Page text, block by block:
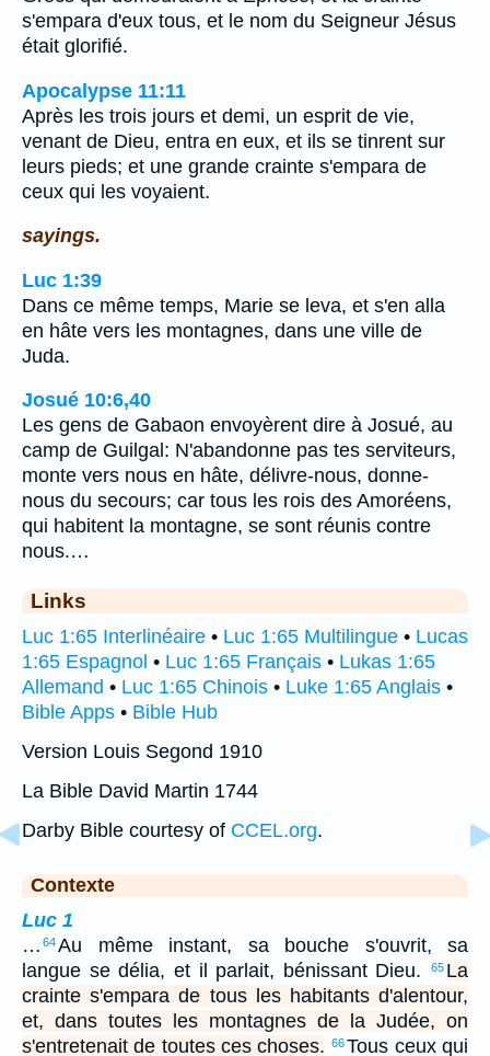
s'empara d'eux tous, et le nom du Seigneur Jésus
était glorifié.
Apocalypse 11:11
Après les trois jours et demi, un esprit de vie,
venant de Dieu, entra en eux, et ils se tinrent sur
leurs pieds; et une grande crainte s'empara de
ceux qui les voyaient.
sayings.
Luc 1:39
Dans ce même temps, Marie se leva, et s'en alla
en hâte vers les montagnes, dans une ville de
Juda.
Josué 10:6,40
Les gens de Gabaon envoyèrent dire à Josué, au
camp de Guilgal: N'abandonne pas tes serviteurs,
monte vers nous en hâte, délivre-nous, donne-
nous du secours; car tous les rois des Amoréens,
qui habitent la montagne, se sont réunis contre
nous.…
Links
Luc 1:65 Interlinéaire • Luc 1:65 Multilingue • Lucas
1:65 Espagnol • Luc 1:65 Français • Lukas 1:65
Allemand • Luc 1:65 Chinois • Luke 1:65 Anglais •
Bible Apps • Bible Hub
Version Louis Segond 1910
La Bible David Martin 1744
Darby Bible courtesy of CCEL.org.
Contexte
Luc 1
… 64Au même instant, sa bouche s'ouvrit, sa
langue se délia, et il parlait, bénissant Dieu.
65 La
crainte s'empara de tous les habitants d'alentour,
et, dans toutes les montagnes de la Judée, on
s'entretenait de toutes ces choses.
66 Tous ceux qui